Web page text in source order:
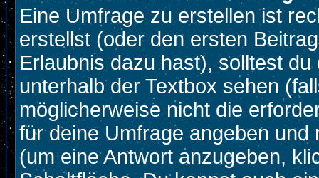
Eine Umfrage zu erstellen ist
erstellst (oder den ersten
Erlaubnis dazu hast), solltest
unterhalb der Textbox sehen
möglicherweise nicht die
für deine Umfrage angeben
(um eine Antwort anzugeben,